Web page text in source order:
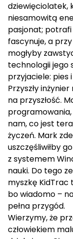
dziewięciolatek,
niesamowitą
pasjonat;
fascynuje, a
mogłyby
technologii jego
przyjaciele: pies
Przyszły
na przyszłość.
programowania,
nam, co jest
życzeń. Mark
uszczęśliwiłby
z systemem
nauki. Do tego
myszkę
bo wiadomo –
pełna przygód.
Wierzymy, że
człowiekiem